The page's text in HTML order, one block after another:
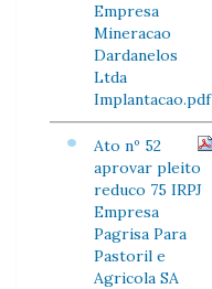
Empresa
Mineracao
Dardanelos
Ltda
Implantacao.pdf
Ato nº 52
aprovar pleito
reduco 75 IRPJ
Empresa
Pagrisa Para
Pastoril e
Agricola SA